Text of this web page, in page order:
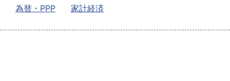
為替・PPP
家計経済